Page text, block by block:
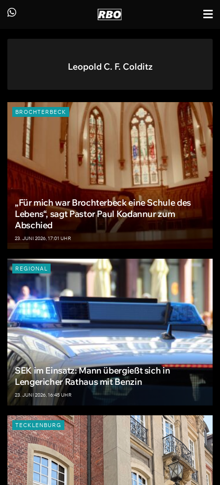
Leopold C. F. Colditz
BROCHTERBECK
„Für mich war Brochterbeck eine Schule des
Lebens“, sagt Pastor Paul Kodannur zum
Abschied
23. JUNI 2026, 17:01 UHR
REGIONAL
SEK im Einsatz: Mann übergießt sich in
Lengericher Rathaus mit Benzin
23. JUNI 2026, 16:45 UHR
TECKLENBURG